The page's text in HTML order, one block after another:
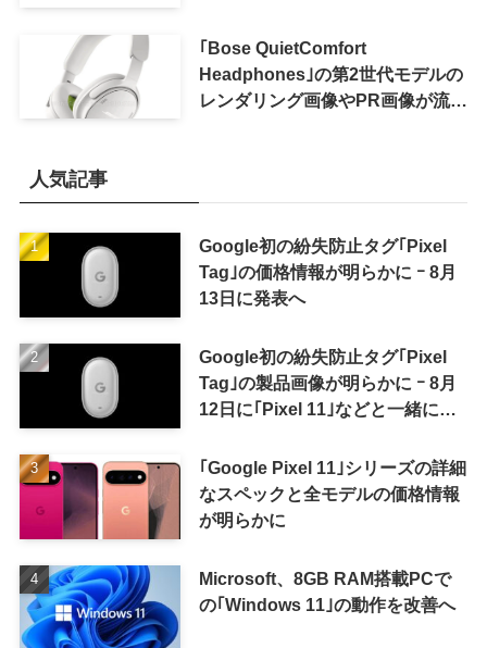
｢Bose QuietComfort
Headphones｣の第2世代モデルの
レンダリング画像やPR画像が流出
人気記事
Google初の紛失防止タグ｢Pixel
Tag｣の価格情報が明らかに ｰ 8月
13日に発表へ
Google初の紛失防止タグ｢Pixel
Tag｣の製品画像が明らかに ｰ 8月
12日に｢Pixel 11｣などと一緒に発
｢Google Pixel 11｣シリーズの詳細
なスペックと全モデルの価格情報
が明らかに
Microsoft、8GB RAM搭載PCで
の｢Windows 11｣の動作を改善へ